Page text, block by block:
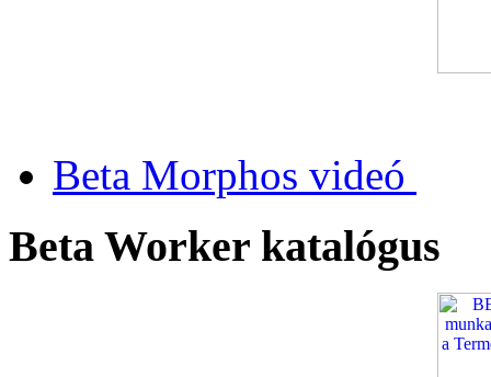
Beta Morphos videó
Beta Worker katalógus